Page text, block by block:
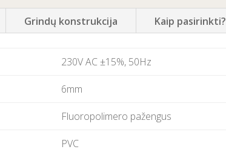
Grindų konstrukcija Kaip pasirinkti?
230V AC ±15%, 50Hz
6mm
Fluoropolimero pažengus
PVC